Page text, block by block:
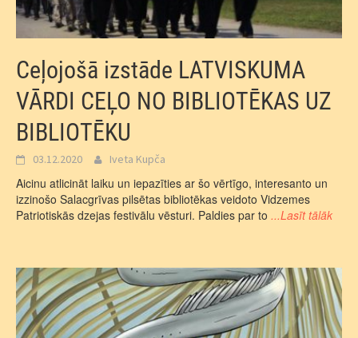
Ceļojošā izstāde LATVISKUMA
VĀRDI CEĻO NO BIBLIOTĒKAS UZ
BIBLIOTĒKU
03.12.2020 Iveta Kupča
Aicinu atlicināt laiku un iepazīties ar šo vērtīgo, interesanto un
izzinošo Salacgrīvas pilsētas bibliotēkas veidoto Vidzemes
Patriotiskās dzejas festivālu vēsturi. Paldies par to ...Lasīt tālāk